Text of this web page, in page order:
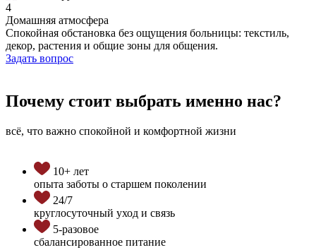
4
Домашняя атмосфера
Спокойная обстановка без ощущения больницы: текстиль,
декор, растения и общие зоны для общения.
Задать вопрос
Почему стоит выбрать именно нас?
всё, что важно спокойной и комфортной жизни
10+ лет
опыта заботы о старшем поколении
24/7
круглосуточный уход и связь
5-разовое
сбалансированное питание